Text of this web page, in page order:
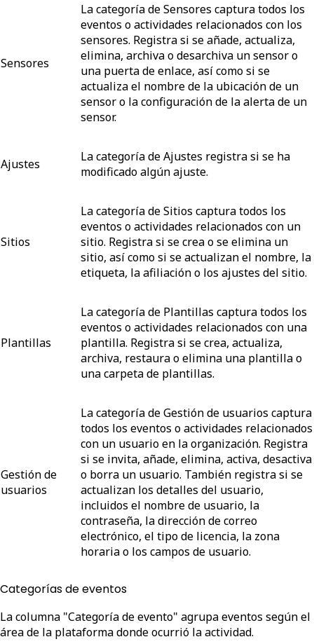
Sensores
La categoría de Sensores captura todos los
eventos o actividades relacionados con los
sensores. Registra si se añade, actualiza,
elimina, archiva o desarchiva un sensor o
una puerta de enlace, así como si se
actualiza el nombre de la ubicación de un
sensor o la configuración de la alerta de un
sensor.
Ajustes
La categoría de Ajustes registra si se ha
modificado algún ajuste.
Sitios
La categoría de Sitios captura todos los
eventos o actividades relacionados con un
sitio. Registra si se crea o se elimina un
sitio, así como si se actualizan el nombre, la
etiqueta, la afiliación o los ajustes del sitio.
Plantillas
La categoría de Plantillas captura todos los
eventos o actividades relacionados con una
plantilla. Registra si se crea, actualiza,
archiva, restaura o elimina una plantilla o
una carpeta de plantillas.
Gestión de
usuarios
La categoría de Gestión de usuarios captura
todos los eventos o actividades relacionados
con un usuario en la organización. Registra
si se invita, añade, elimina, activa, desactiva
o borra un usuario. También registra si se
actualizan los detalles del usuario,
incluidos el nombre de usuario, la
contraseña, la dirección de correo
electrónico, el tipo de licencia, la zona
horaria o los campos de usuario.
Categorías de eventos
La columna "Categoría de evento" agrupa eventos según el
área de la plataforma donde ocurrió la actividad.